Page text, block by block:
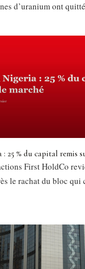
d’uranium ont
25 % du capital remis
First HoldCo
le rachat du bloc